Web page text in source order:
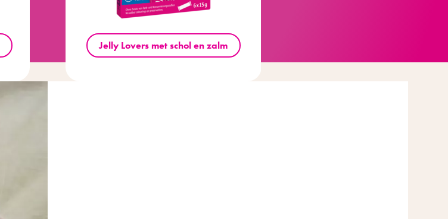
Jelly Lovers met schol en zalm